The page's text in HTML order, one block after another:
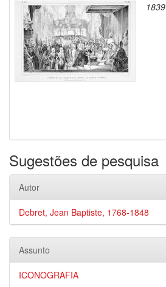
1839
Sugestões de pesquisa
Autor
Debret, Jean Baptiste, 1768-1848
Assunto
ICONOGRAFIA